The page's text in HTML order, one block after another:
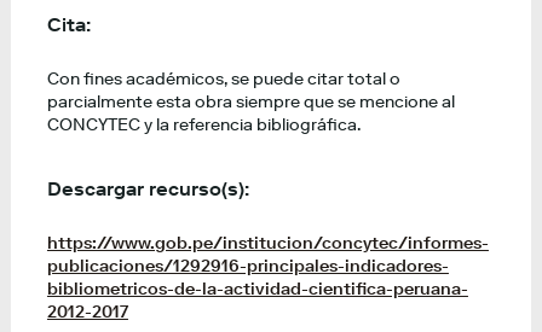
Cita:
Con fines académicos, se puede citar total o
parcialmente esta obra siempre que se mencione al
CONCYTEC y la referencia bibliográfica.
Descargar recurso(s):
https://www.gob.pe/institucion/concytec/informes-
publicaciones/1292916-principales-indicadores-
bibliometricos-de-la-actividad-cientifica-peruana-
2012-2017